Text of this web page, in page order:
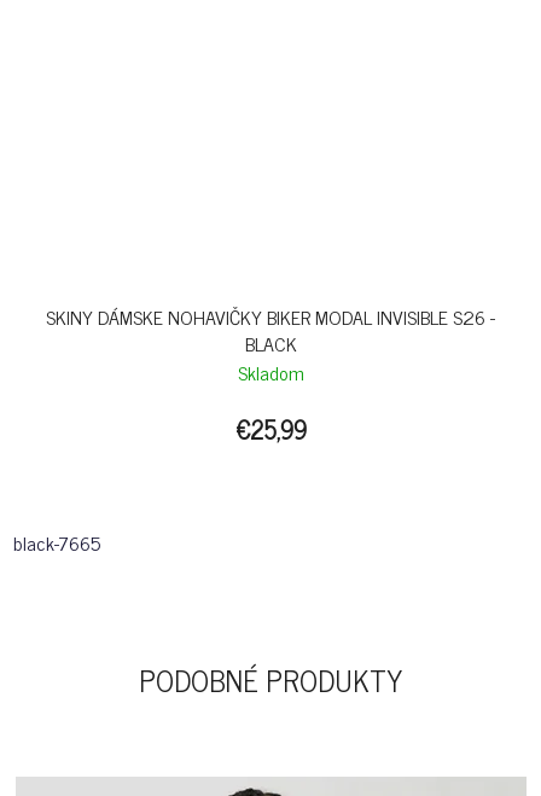
SKINY DÁMSKE NOHAVIČKY BIKER MODAL INVISIBLE S26 -
BLACK
Skladom
€25,99
black-7665
PODOBNÉ PRODUKTY